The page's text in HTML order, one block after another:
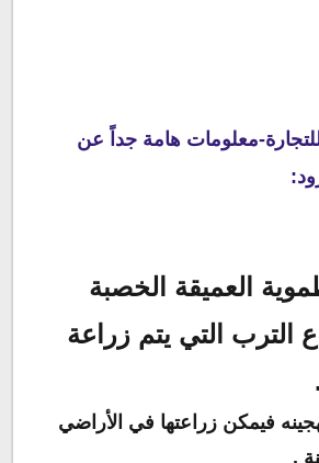
-معلومات هامة جداً عن
العميقة الخصبة
الترب التي يتم زراعة
فيمكن زراعتها في الأراضي
.